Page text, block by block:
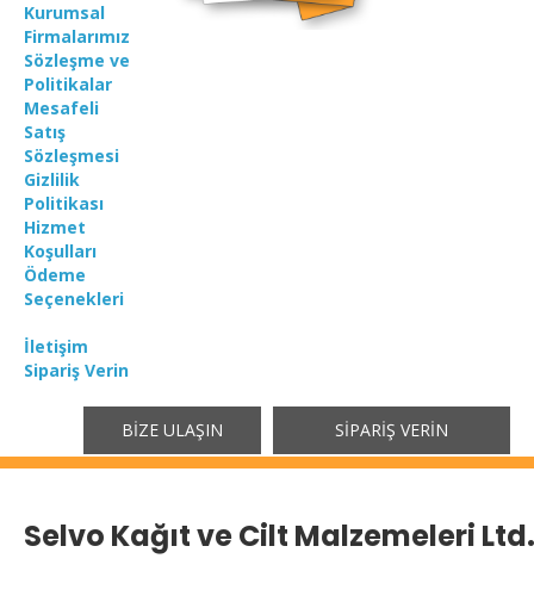
Kurumsal
Firmalarımız
Sözleşme ve
Politikalar
Mesafeli
Satış
Sözleşmesi
Gizlilik
Politikası
Hizmet
Koşulları
Ödeme
Seçenekleri
İletişim
Sipariş Verin
BIZE ULAŞIN SIPARIŞ VERIN
Selvo Kağıt ve Cilt Malzemeleri